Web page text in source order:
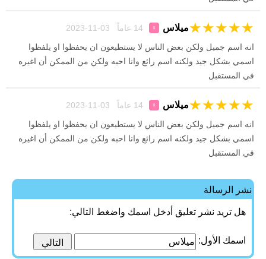
ميلاس ♀ ★
★
★
★
★
انه اسم جميل ولكن بعض الناس لا يستطيعون ان يحفظوا او يلفظوا
اسمي بشكل جيد ولكنه اسم رائع وانا احبه ولكن من الممكن أن اغيره
في المستقبل
ميلاس ♀ ★
★
★
★
★
انه اسم جميل ولكن بعض الناس لا يستطيعون ان يحفظوا او يلفظوا
اسمي بشكل جيد ولكنه اسم رائع وانا احبه ولكن من الممكن أن اغيره
في المستقبل
نشر الرسالة
هل تريد نشر تعليق أدخل اسمك واضغط التالي:
اسمك الأول: